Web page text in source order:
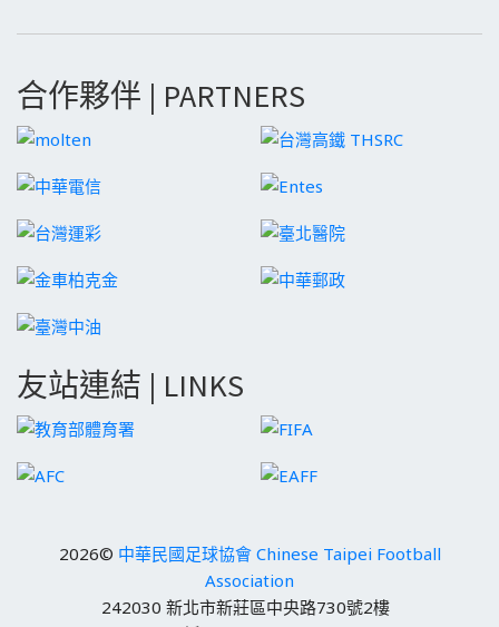
合作夥伴 | PARTNERS
友站連結 | LINKS
2026© 中華民國足球協會 Chinese Taipei Football
Association
242030 新北市新莊區中央路730號2樓